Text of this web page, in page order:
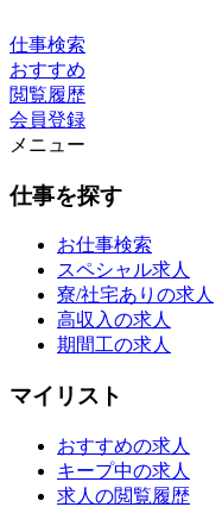
仕事検索
おすすめ
閲覧履歴
会員登録
メニュー
仕事を探す
お仕事検索
スペシャル求人
寮/社宅ありの求人
高収入の求人
期間工の求人
マイリスト
おすすめの求人
キープ中の求人
求人の閲覧履歴